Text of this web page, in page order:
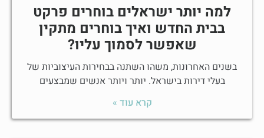
למה יותר ישראלים בוחרים פרקט
בבית החדש ואיך בוחרים מתקין
שאפשר לסמוך עליו?
בשנים האחרונות, משהו השתנה בבחירות העיצוביות של
בעלי דירות בישראל. יותר ויותר אנשים שמבצעים
קרא עוד »